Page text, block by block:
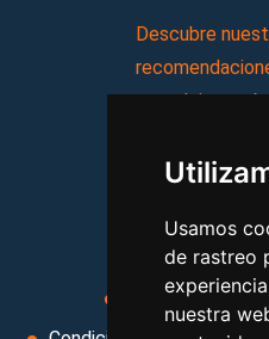
Usamos
de rastreo
nuestra
Descubre
complejos
viajes, y mucho
MI
Aviso legal